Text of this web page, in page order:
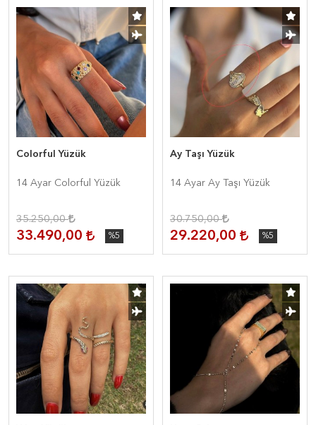
Colorful Yüzük
14 Ayar Colorful Yüzük
35.250,00
33.490,00 %5
Ay Taşı Yüzük
14 Ayar Ay Taşı Yüzük
30.750,00
29.220,00 %5